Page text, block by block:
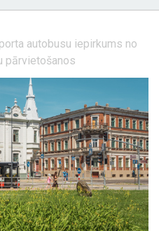
autobusu iepirkums no
pārvietošanos